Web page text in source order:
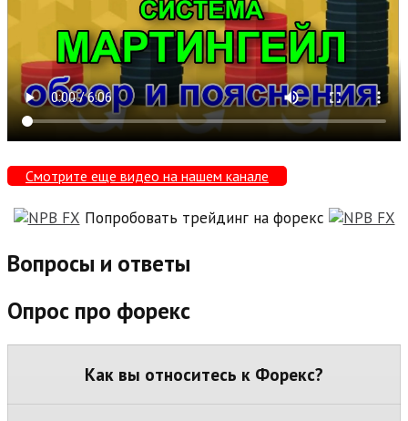
Смотрите еще видео на нашем канале
Попробовать трейдинг на форекс
Вопросы и ответы
Опрос про форекс
Как вы относитесь к Форекс?